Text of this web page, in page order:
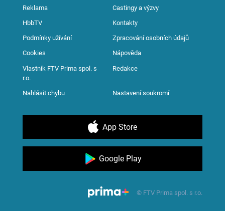
Reklama Castingy a výzvy
HbbTV Kontakty
Podmínky užívání Zpracování osobních údajů
Cookies Nápověda
Vlastník FTV Prima spol. s
r.o.
Redakce
Nahlásit chybu Nastavení soukromí
App Store
Google Play
© FTV Prima spol. s r.o.